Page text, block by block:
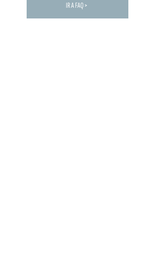
Carica altre FAQ...
IR A FAQ >